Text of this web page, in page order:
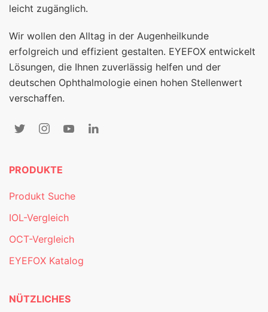
leicht zugänglich.
Wir wollen den Alltag in der Augenheilkunde
erfolgreich und effizient gestalten. EYEFOX entwickelt
Lösungen, die Ihnen zuverlässig helfen und der
deutschen Ophthalmologie einen hohen Stellenwert
verschaffen.
PRODUKTE
Produkt Suche
IOL-Vergleich
OCT-Vergleich
EYEFOX Katalog
NÜTZLICHES